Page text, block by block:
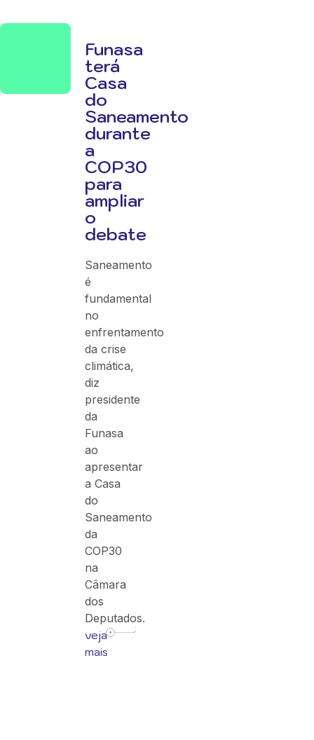
Funasa
terá
Casa
do
Saneamento
durante
a
COP30
para
ampliar
o
debate
Saneamento
é
fundamental
no
enfrentamento
da crise
climática,
diz
presidente
da
Funasa
ao
apresentar
a Casa
do
Saneamento
da
COP30
na
Câmara
dos
Deputados.
veja
mais